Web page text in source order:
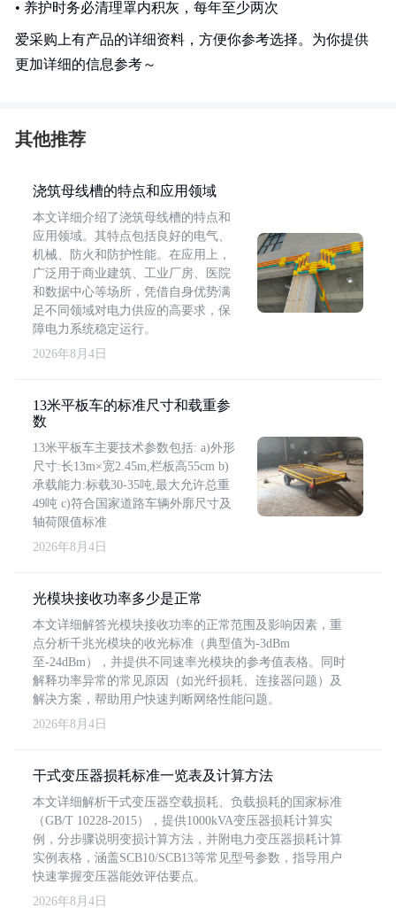
• 养护时务必清理罩内积灰，每年至少两次
爱采购上有产品的详细资料，方便你参考选择。为你提供
更加详细的信息参考～
其他推荐
浇筑母线槽的特点和应用领域
本文详细介绍了浇筑母线槽的特点和
应用领域。其特点包括良好的电气、
机械、防火和防护性能。在应用上，
广泛用于商业建筑、工业厂房、医院
和数据中心等场所，凭借自身优势满
足不同领域对电力供应的高要求，保
障电力系统稳定运行。
2026年8月4日
13米平板车的标准尺寸和载重参
数
13米平板车主要技术参数包括: a)外形
尺寸:长13m×宽2.45m,栏板高55cm b)
承载能力:标载30-35吨,最大允许总重
49吨 c)符合国家道路车辆外廓尺寸及
轴荷限值标准
2026年8月4日
光模块接收功率多少是正常
本文详细解答光模块接收功率的正常范围及影响因素，重
点分析千兆光模块的收光标准（典型值为-3dBm
至-24dBm），并提供不同速率光模块的参考值表格。同时
解释功率异常的常见原因（如光纤损耗、连接器问题）及
解决方案，帮助用户快速判断网络性能问题。
2026年8月4日
干式变压器损耗标准一览表及计算方法
本文详细解析干式变压器空载损耗、负载损耗的国家标准
（GB/T 10228-2015），提供1000kVA变压器损耗计算实
例，分步骤说明变损计算方法，并附电力变压器损耗计算
实例表格，涵盖SCB10/SCB13等常见型号参数，指导用户
快速掌握变压器能效评估要点。
2026年8月4日